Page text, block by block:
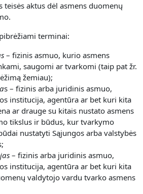
aktus dėl asmens duomenų
terminai:
– fizinis asmuo, kurio asmens
saugomi ar tvarkomi (taip pat žr.
žemiau);
s – fizinis arba juridinis asmuo,
institucija, agentūra ar bet kuri kita
ar drauge su kitais nustato asmens
tikslus ir būdus, kur tvarkymo
nustatyti Sąjungos arba valstybės
– fizinis arba juridinis asmuo,
institucija, agentūra ar bet kuri kita
valdytojo vardu tvarko asmens